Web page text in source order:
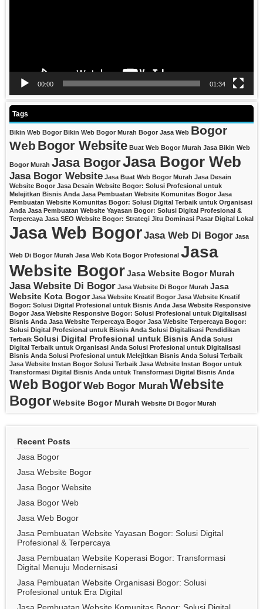
00:00 01:34
Tags
Bikin Web Bogor Bikin Web Bogor Murah Bogor Jasa Web Bogor
Web Bogor Website Buat Web Bogor Murah Jasa Bikin Web
Bogor Murah Jasa BogorJasa Bogor Web
Jasa Bogor Website Jasa Buat Web Bogor Murah Jasa Desain
Website Bogor Jasa Desain Website Bogor: Solusi Profesional untuk
Melejitkan Bisnis Anda Jasa Pembuatan Website Komunitas Bogor Jasa
Pembuatan Website Komunitas Bogor: Solusi Digital Terbaik untuk Organisasi
Anda Jasa Pembuatan Website Yayasan Bogor: Solusi Digital Profesional &
Terpercaya Jasa SEO Website Bogor: Strategi Jitu Dominasi Pasar Digital Lokal
Jasa Web BogorJasa Web Di Bogor Jasa
Web Di Bogor Murah Jasa Web Kota Bogor Profesional Jasa
Website BogorJasa Website Bogor Murah
Jasa Website Di Bogor Jasa Website Di Bogor Murah Jasa
Website Kota Bogor Jasa Website Kreatif Bogor Jasa Website Kreatif
Bogor: Solusi Digital Profesional untuk Bisnis Anda Jasa Website Responsive
Bogor Jasa Website Responsive Bogor: Solusi Profesional untuk Digitalisasi
Bisnis Anda Jasa Website Terpercaya Bogor Jasa Website Terpercaya Bogor:
Solusi Digital Profesional untuk Bisnis Anda Solusi Digitalisasi Pendidikan
Terbaik Solusi Digital Profesional untuk Bisnis Anda Solusi
Digital Terbaik untuk Organisasi Anda Solusi Profesional untuk Digitalisasi
Bisnis Anda Solusi Profesional untuk Melejitkan Bisnis Anda Solusi Terbaik
Jasa Website Instan Bogor Solusi Terbaik Jasa Website Instan Bogor untuk
Transformasi Digital Bisnis Anda untuk Transformasi Digital Bisnis Anda
Web BogorWeb Bogor MurahWebsite
BogorWebsite Bogor Murah Website Di Bogor Murah
Recent Posts
Jasa Bogor
Jasa Website Bogor
Jasa Bogor Website
Jasa Bogor Web
Jasa Web Bogor
Jasa Pembuatan Website Yayasan Bogor: Solusi Digital
Profesional & Terpercaya
Jasa Pembuatan Website Koperasi Bogor: Transformasi
Digital Menuju Modernisasi
Jasa Pembuatan Website Organisasi Bogor: Solusi
Profesional untuk Era Digital